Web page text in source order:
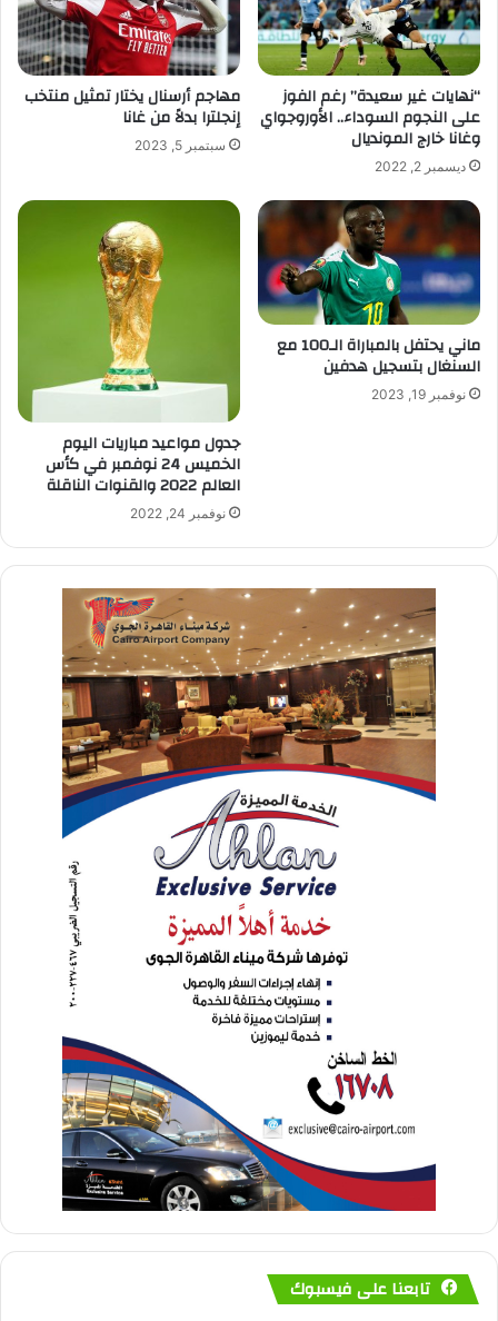
“نهايات غير سعيدة” رغم الفوز
على النجوم السوداء.. الأوروجواي
وغانا خارج المونديال
ديسمبر 2, 2022
مهاجم أرسنال يختار تمثيل منتخب
إنجلترا بدلاً من غانا
سبتمبر 5, 2023
ماني يحتفل بالمباراة الـ100 مع
السنغال بتسجيل هدفين
نوفمبر 19, 2023
جدول مواعيد مباريات اليوم
الخميس 24 نوفمبر في كأس
العالم 2022 والقنوات الناقلة
نوفمبر 24, 2022
تابعنا على فيسبوك